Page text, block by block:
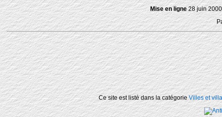
Mise en ligne28 juin
Ce site est listé dans la catégorie Villes et